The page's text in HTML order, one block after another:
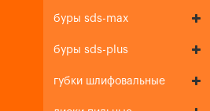
буры sds-max
буры sds-plus
губки шлифовальные